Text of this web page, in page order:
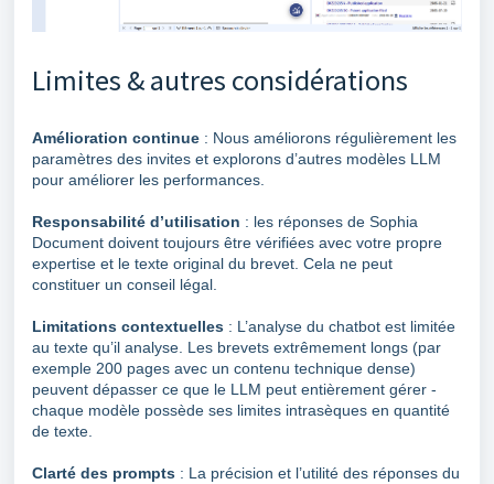
Limites & autres considérations
Amélioration continue : Nous améliorons régulièrement les
paramètres des invites et explorons d’autres modèles LLM
pour améliorer les performances.
Responsabilité d’utilisation : les réponses de Sophia
Document doivent toujours être vérifiées avec votre propre
expertise et le texte original du brevet. Cela ne peut
constituer un conseil légal.
Limitations contextuelles : L’analyse du chatbot est limitée
au texte qu’il analyse. Les brevets extrêmement longs (par
exemple 200 pages avec un contenu technique dense)
peuvent dépasser ce que le LLM peut entièrement gérer -
chaque modèle possède ses limites intrasèques en quantité
de texte.
Clarté des prompts : La précision et l’utilité des réponses du